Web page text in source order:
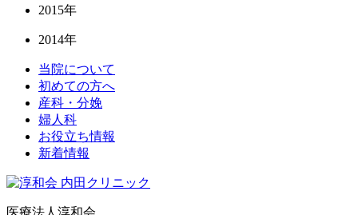
2015年
2014年
当院について
初めての方へ
産科・分娩
婦人科
お役立ち情報
新着情報
医療法人淳和会